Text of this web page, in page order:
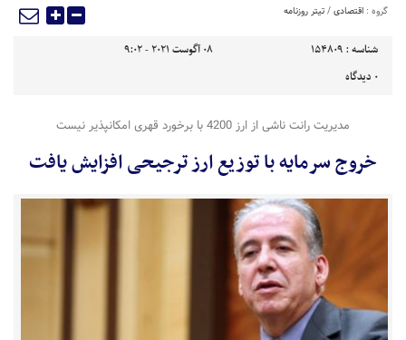
گروه : اقتصادی/تیتر روزنامه
شناسه : 154809
08 آگوست 2021 - 9:02
0 دیدگاه
مدیریت رانت ناشی از ارز 4200 با برخورد قهری امکانپذیر نیست
خروج سرمایه با توزیع ارز ترجیحی افزایش یافت